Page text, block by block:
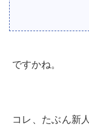
ですかね。
コレ、たぶん新